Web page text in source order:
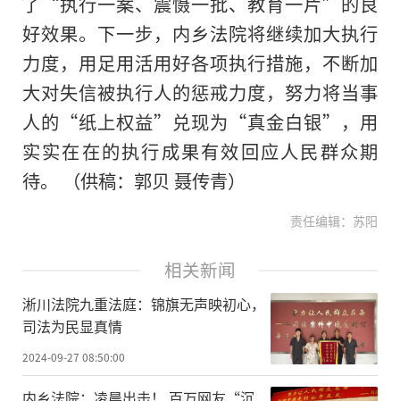
好效果。下一步，内乡法院将继续加大执行
力度，用足用活用好各项执行措施，不断加
大对失信被执行人的惩戒力度，努力将当事
人的“纸上权益”兑现为“真金白银”，用
实实在在的执行成果有效回应人民群众期
待。 （供稿：郭贝 聂传青）
责任编辑：苏阳
相关新闻
淅川法院九重法庭：锦旗无声映初心，
司法为民显真情
2024-09-27 08:50:00